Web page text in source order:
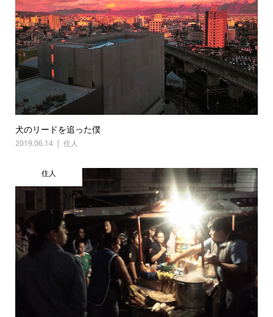
犬のリードを追った僕
2019.06.14 住人
住人